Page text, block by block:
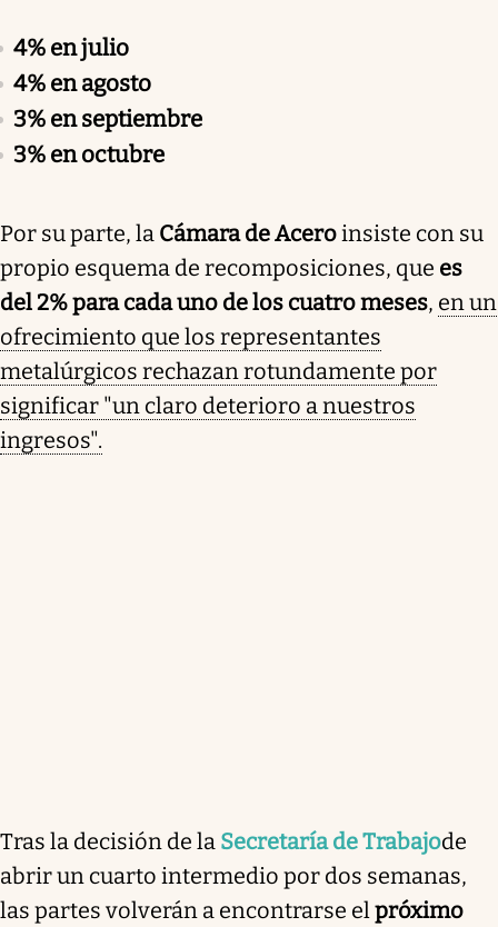
4% en julio
4% en agosto
3% en septiembre
3% en octubre
Por su parte, la Cámara de Aceroinsiste con su
propio esquema de recomposiciones, que es
del 2% para cada uno de los cuatro meses, en un
ofrecimiento que los representantes
metalúrgicos rechazan rotundamente por
significar "un claro deterioro a nuestros
ingresos".
Tras la decisión de la Secretaría de Trabajode
abrir un cuarto intermedio por dos semanas,
las partes volverán a encontrarse el próximo